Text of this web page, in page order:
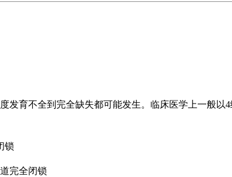
育不全到完全缺失都可能发生。临床医学上一般以4
锁
完全闭锁